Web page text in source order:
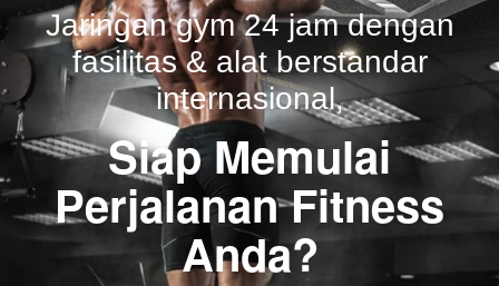
Jaringan gym 24 jam dengan
fasilitas & alat berstandar
internasional,
Siap Memulai
Perjalanan Fitness
Anda?